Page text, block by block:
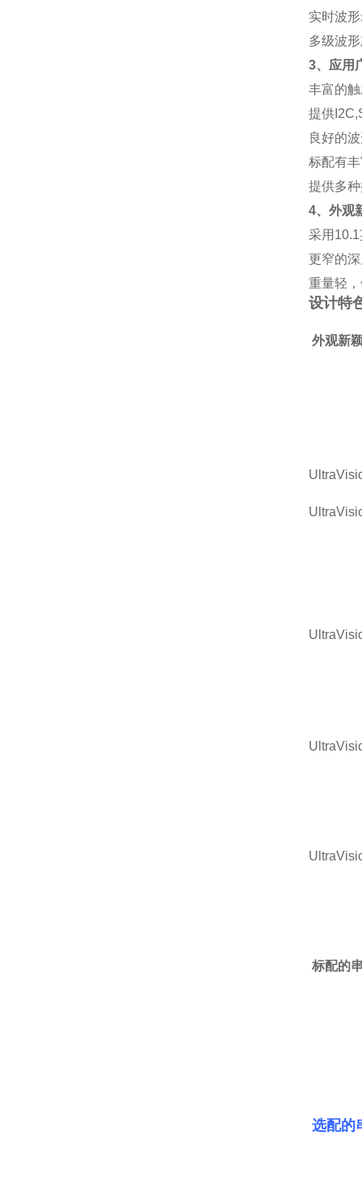
实时波
多级波
3、应用
丰富的
提供
良好的
标配有
提供多
4、外观
采用
更窄的
重量轻
设计特
外观新
标配的
选配的